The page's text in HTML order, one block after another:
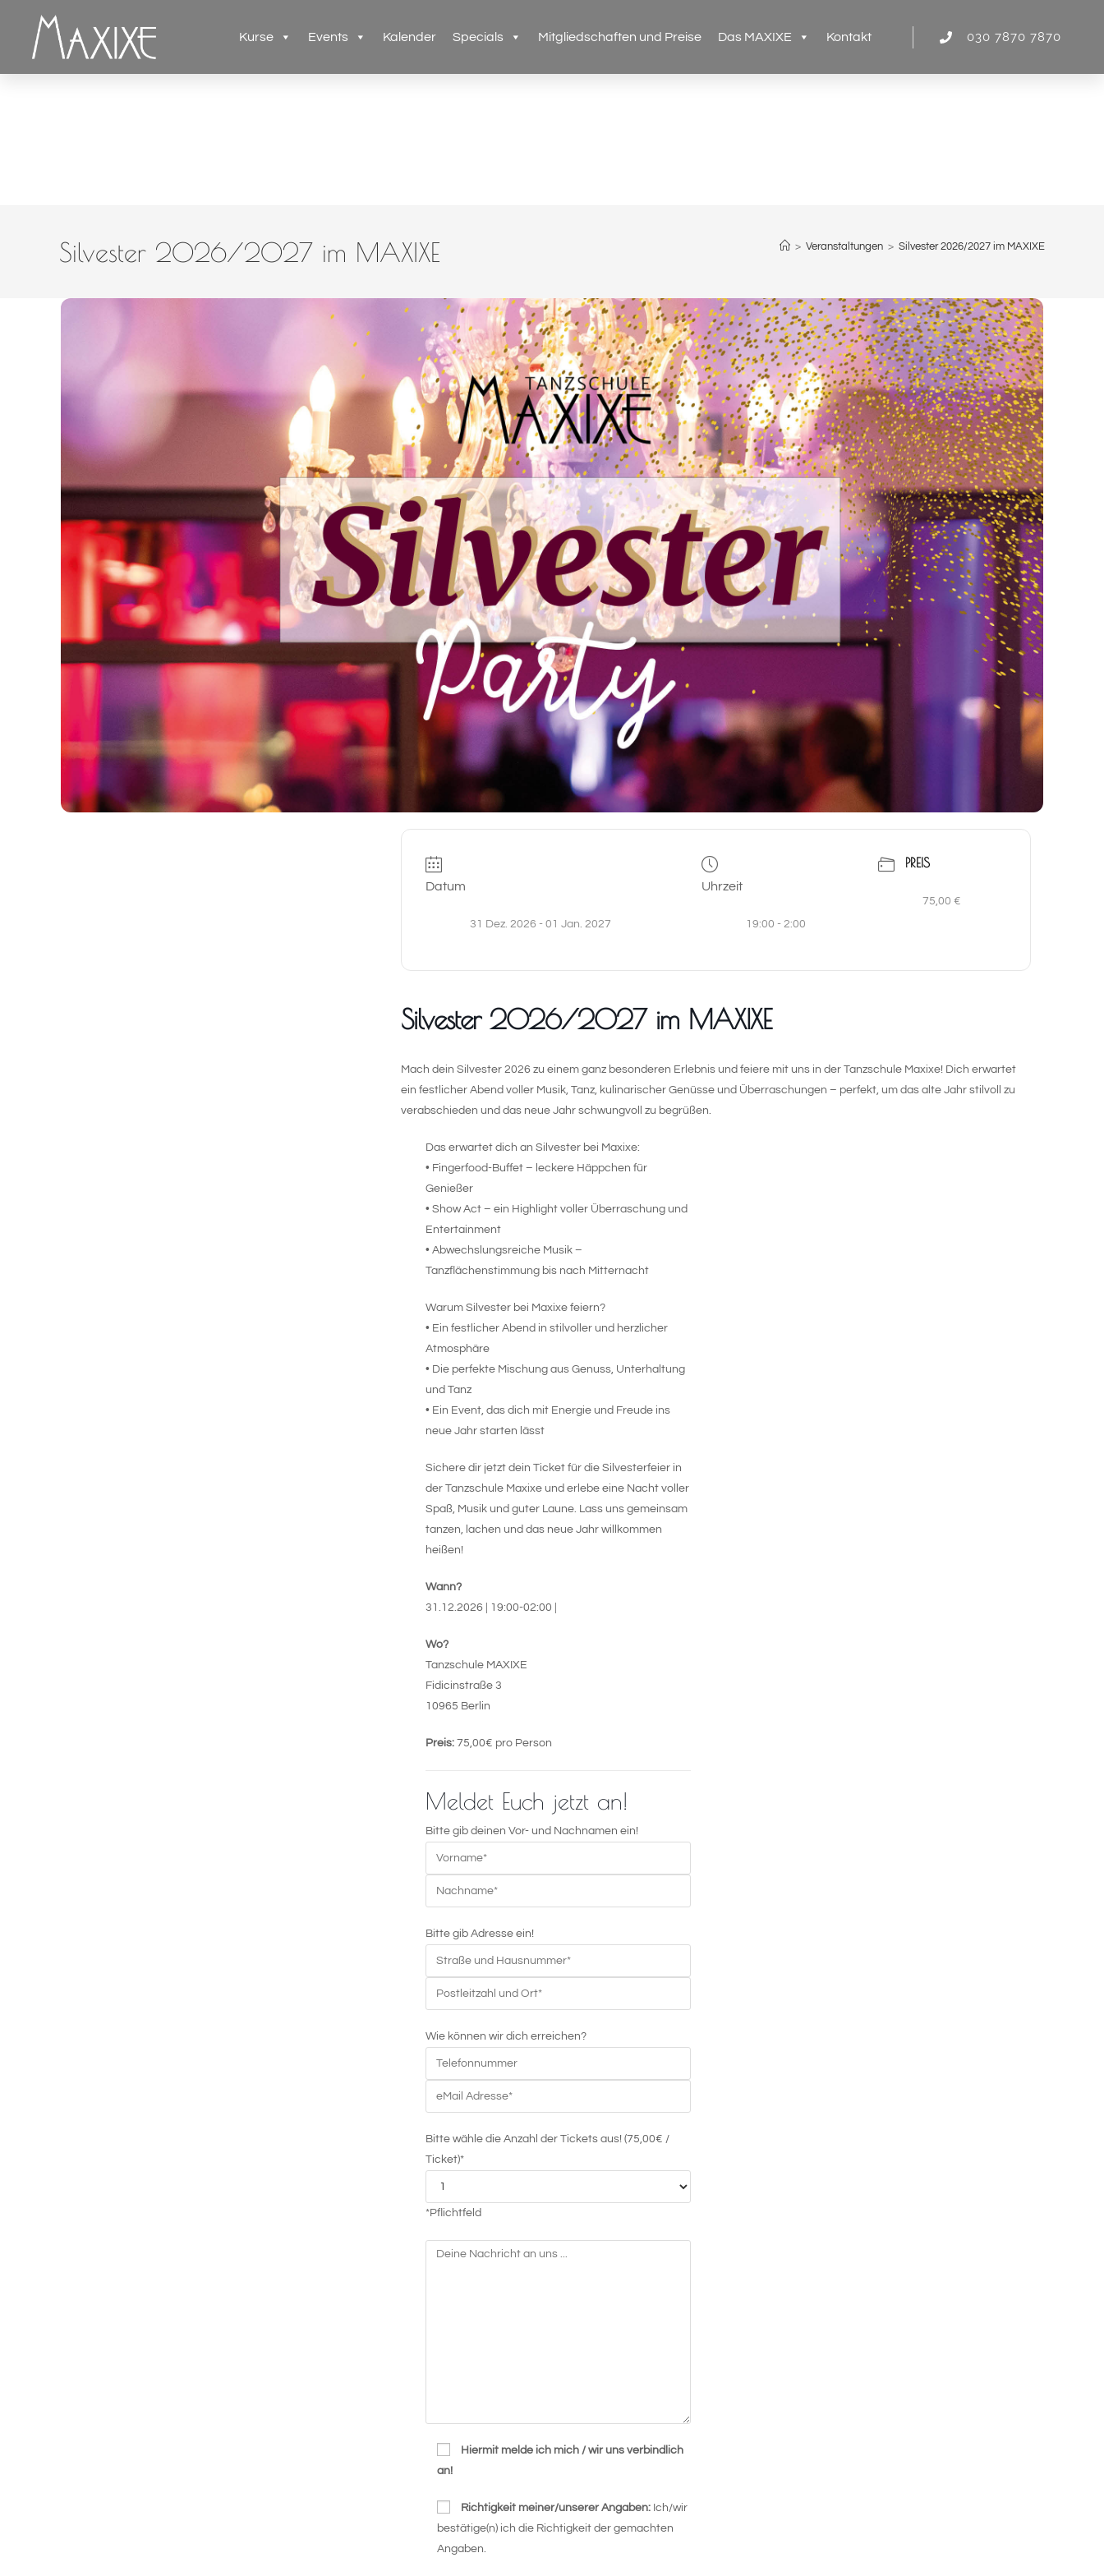
Kurse Events Kalender Specials Mitgliedschaften und Preise Das MAXIXE Kontakt 030 7870 7870
Silvester 2026/2027 im MAXIXE > Veranstaltungen > Silvester 2026/2027 im MAXIXE
Datum
31 Dez. 2026 - 01 Jan. 2027
Uhrzeit
19:00 - 2:00
PREIS
75,00 €
Silvester 2026/2027 im MAXIXE
Mach dein Silvester 2026 zu einem ganz besonderen Erlebnis und feiere mit uns in der Tanzschule Maxixe! Dich erwartet
ein festlicher Abend voller Musik, Tanz, kulinarischer Genüsse und Überraschungen – perfekt, um das alte Jahr stilvoll zu
verabschieden und das neue Jahr schwungvoll zu begrüßen.
Das erwartet dich an Silvester bei Maxixe:
• Fingerfood-Buffet – leckere Häppchen für
Genießer
• Show Act – ein Highlight voller Überraschung und
Entertainment
• Abwechslungsreiche Musik –
Tanzflächenstimmung bis nach Mitternacht
Warum Silvester bei Maxixe feiern?
• Ein festlicher Abend in stilvoller und herzlicher
Atmosphäre
• Die perfekte Mischung aus Genuss, Unterhaltung
und Tanz
• Ein Event, das dich mit Energie und Freude ins
neue Jahr starten lässt
Sichere dir jetzt dein Ticket für die Silvesterfeier in
der Tanzschule Maxixe und erlebe eine Nacht voller
Spaß, Musik und guter Laune. Lass uns gemeinsam
tanzen, lachen und das neue Jahr willkommen
heißen!
Wann?
31.12.2026 | 19:00-02:00 |
Wo?
Tanzschule MAXIXE
Fidicinstraße 3
10965 Berlin
Preis: 75,00€ pro Person
Meldet Euch jetzt an!
Bitte gib deinen Vor- und Nachnamen ein!
Bitte gib Adresse ein!
Wie können wir dich erreichen?
Bitte wähle die Anzahl der Tickets aus! (75,00€ /
Ticket)*
*Pflichtfeld
Hiermit melde ich mich / wir uns verbindlich
an!
Richtigkeit meiner/unserer Angaben: Ich/wir
bestätige(n) ich die Richtigkeit der gemachten
Angaben.